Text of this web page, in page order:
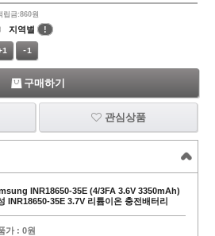
립금:860원
지역별 !
-1
구매하기
관심상품
INR18650-35E (4/3FA 3.6V 3350mAh)
INR18650-35E 3.7V 리튬이온 충전배터리
가 : 0원